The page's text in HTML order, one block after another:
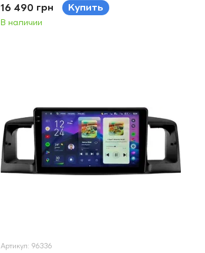
16 490 грн Купить
В наличии
Артикул: 96336